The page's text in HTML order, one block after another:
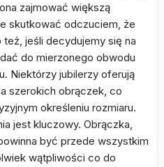
zajmować większą
skutkować odczuciem, że
jeśli decydujemy się na
do mierzonego obwodu
Niektórzy jubilerzy oferują
szerokich obrączek, co
określeniu rozmiaru.
jest kluczowy. Obrączka,
być przede wszystkim
wątpliwości co do